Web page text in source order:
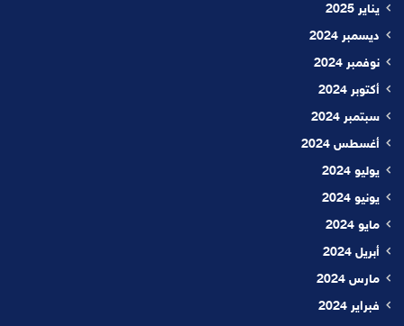
يناير 2025
ديسمبر 2024
نوفمبر 2024
أكتوبر 2024
سبتمبر 2024
أغسطس 2024
يوليو 2024
يونيو 2024
مايو 2024
أبريل 2024
مارس 2024
فبراير 2024